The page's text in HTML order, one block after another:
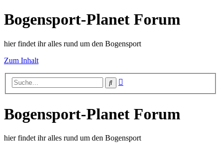
Bogensport-Planet Forum
hier findet ihr alles rund um den Bogensport
Zum Inhalt
Suche
Bogensport-Planet Forum
hier findet ihr alles rund um den Bogensport